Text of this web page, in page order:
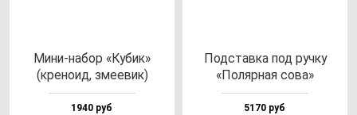
Мини-на­бор «Кубик»
(кре­но­ид, зме­евик)
1940 руб
Под­став­ка под руч­ку
«Поляр­ная со­ва»
5170 руб